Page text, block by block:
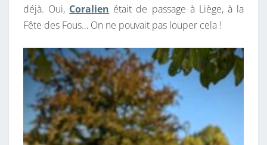
déjà. Oui, Coralien était de passage à Liège, à la
Fête des Fous… On ne pouvait pas louper cela !